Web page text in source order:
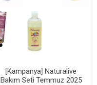
[Kampanya] Naturalive
Bakım Seti Temmuz 2025